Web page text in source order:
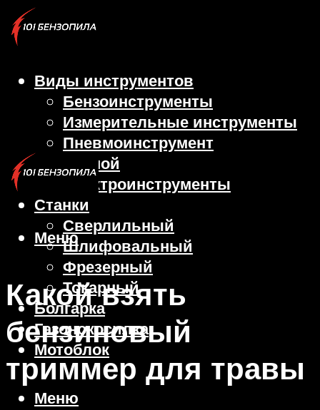
Виды инструментов
Бензоинструменты
Измерительные инструменты
Пневмоинструмент
Ручной
Электроинструменты
Станки
Сверлильный
Шлифовальный
Фрезерный
Токарный
Болгарка
Газонокосилка
Мотоблок
Меню
Меню
Какой взять
бензиновый
триммер для травы